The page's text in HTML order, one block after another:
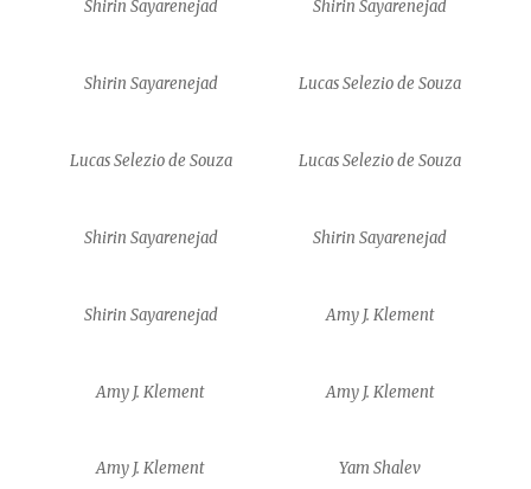
Shirin Sayarenejad Shirin Sayarenejad
Shirin Sayarenejad Lucas Selezio de Souza
Lucas Selezio de Souza Lucas Selezio de Souza
Shirin Sayarenejad Shirin Sayarenejad
Shirin Sayarenejad Amy J. Klement
Amy J. Klement Amy J. Klement
Amy J. Klement Yam Shalev